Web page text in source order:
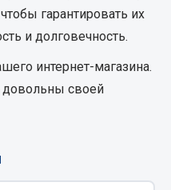
гарантировать их
и долговечность.
интернет-магазина.
довольны своей